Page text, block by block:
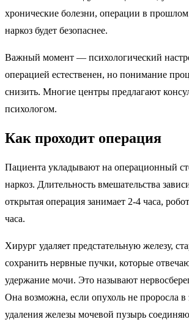
хронические болезни, операции в
наркоз будет безопаснее.
Важный момент — психологический
операцией естественен, но понимание
снизить. Многие центры предлагают
психологом.
Как проходит операция
Пациента укладывают на операционный
наркоз. Длительность вмешательства
открытая операция занимает 2-4 часа,
часа.
Хирург удаляет предстательную железу,
сохранить нервные пучки, которые
удержание мочи. Это называют
Она возможна, если опухоль не проросла
удаления железы мочевой пузырь